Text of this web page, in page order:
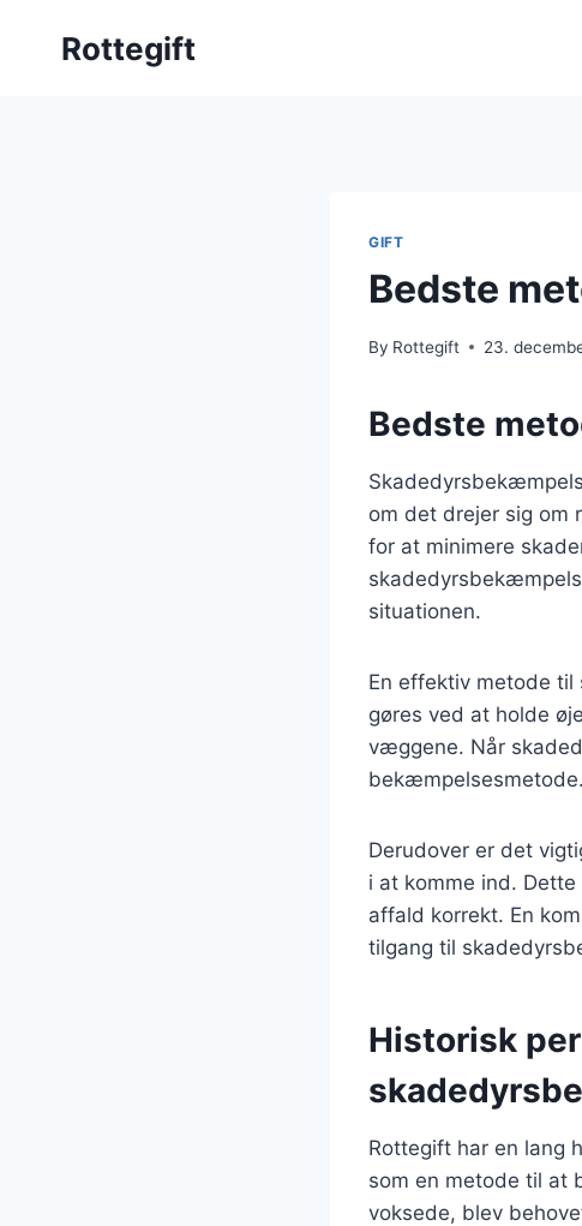
Rottegift
GIFT
Bedste
By Rottegift 23.
Bedste
om det drejer sig om
for at minimere
situationen.
En effektiv metode
gøres ved at holde
væggene. Når
bekæmpelsesmetode.
Derudover er det
i at komme ind.
affald korrekt. En
tilgang til
Historisk
Rottegift har en lang
som en metode til at
voksede, blev